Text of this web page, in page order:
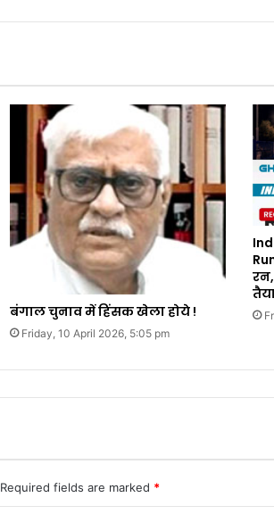
बंगाल चुनाव में हिंसक खेला होये !
Friday, 10 April 2026, 5:05 pm
Required fields are marked *